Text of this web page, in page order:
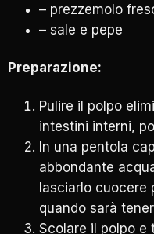
– prezzemolo
– sale e pepe
Preparazione:
Pulire il polpo
intestini interni,
In una pentola
abbondante
lasciarlo cuocere
quando sarà
Scolare il polpo e